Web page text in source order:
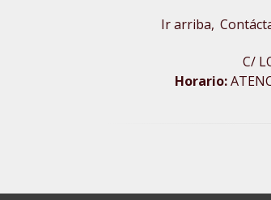
Ir arriba
C/
Horario: